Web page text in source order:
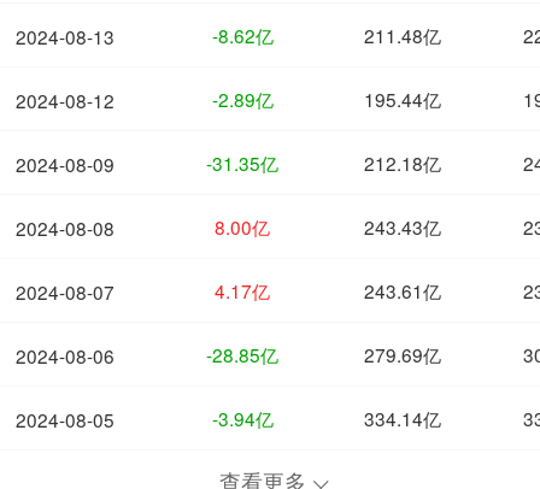
2024-08-13
2024-08-12
2024-08-09
2024-08-08
2024-08-07
2024-08-06
2024-08-05
-8.62亿 211.48亿
-2.89亿 195.44亿
-31.35亿 212.18亿
8.00亿 243.43亿
4.17亿 243.61亿
-28.85亿 279.69亿
-3.94亿 334.14亿
查看更多